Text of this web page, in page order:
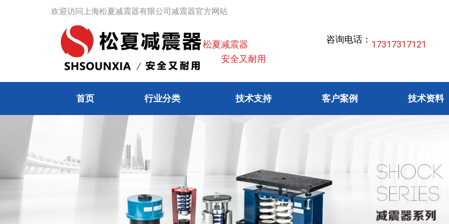
欢迎访问上海松夏减震器有限公司减震器官方网站
松夏减震器
安全又耐用
咨询电话： 17317317121
首页 行业分类 技术支持 客户案例 技术资料